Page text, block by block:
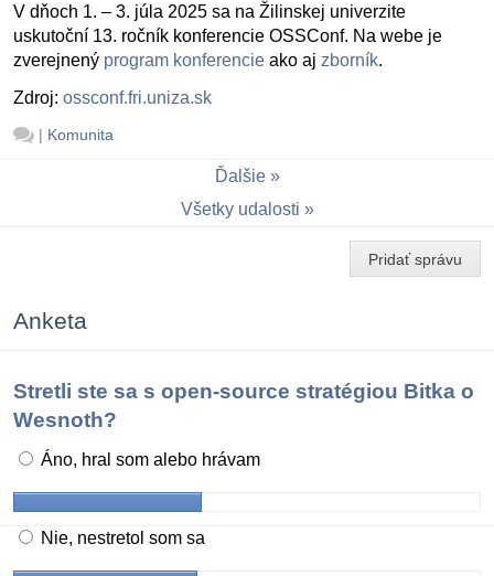
V dňoch 1. – 3. júla 2025 sa na Žilinskej univerzite
uskutoční 13. ročník konferencie OSSConf. Na webe je
zverejnený program konferencie ako aj zborník.
Zdroj: ossconf.fri.uniza.sk
| Komunita
Ďalšie
Všetky udalosti
Pridať správu
Anketa
Stretli ste sa s open-source stratégiou Bitka o
Wesnoth?
Áno, hral som alebo hrávam
Nie, nestretol som sa